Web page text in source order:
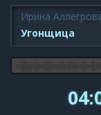
Ирина
Угонщица